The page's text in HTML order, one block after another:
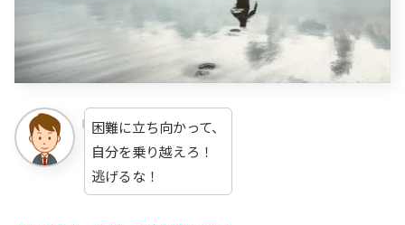
困難に立ち向かって、
自分を乗り越えろ！
逃げるな！